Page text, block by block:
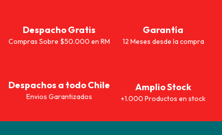
Despacho Gratis
Compras Sobre $50.000 en RM
Garantía
12 Meses desde la compra
Despachos a todo Chile
Envios Garantizados
Amplio Stock
+1.000 Productos en stock